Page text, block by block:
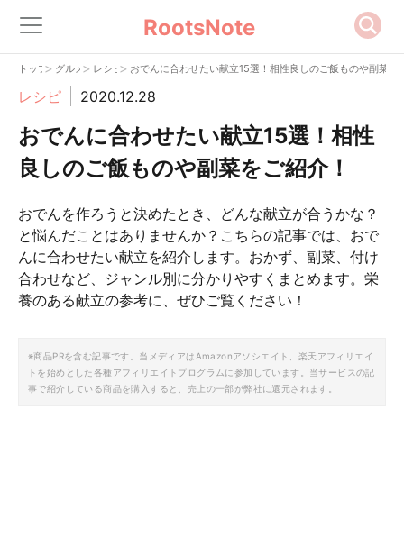
RootsNote
トップ> グルメ> レシピ> おでんに合わせたい献立15選！相性良しのご飯ものや副菜を
レシピ 2020.12.28
おでんに合わせたい献立15選！相性
良しのご飯ものや副菜をご紹介！
おでんを作ろうと決めたとき、どんな献立が合うかな？
と悩んだことはありませんか？こちらの記事では、おで
んに合わせたい献立を紹介します。おかず、副菜、付け
合わせなど、ジャンル別に分かりやすくまとめます。栄
養のある献立の参考に、ぜひご覧ください！
※商品PRを含む記事です。当メディアはAmazonアソシエイト、楽天アフィリエイ
トを始めとした各種アフィリエイトプログラムに参加しています。当サービスの記
事で紹介している商品を購入すると、売上の一部が弊社に還元されます。